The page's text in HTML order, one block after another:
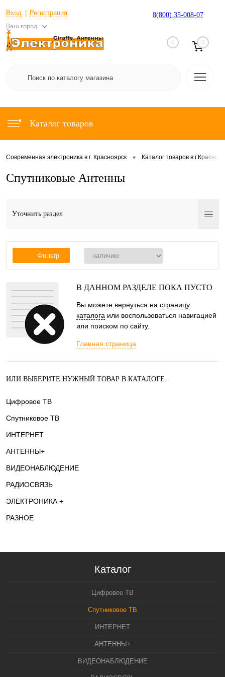
Вход Регистрация
Ваш город:
8(800) 35-008-07
0 0
Каталог товаров
Современная электроника в г. Красноярск • Каталог товаров в
Спутниковые Антенны
Уточнить раздел
Фильтр
В ДАННОМ РАЗДЕЛЕ ПОКА ПУСТО
Вы можете вернуться на страницу
каталога или воспользоваться навигацией
или поиском по сайту.
Главная страница
ИЛИ ВЫБЕРИТЕ НУЖНЫЙ ТОВАР В КАТАЛОГЕ.
Цифровое ТВ
Спутниковое ТВ
ИНТЕРНЕТ
АНТЕННЫ+
ВИДЕОНАБЛЮДЕНИЕ
РАДИОСВЯЗЬ
ЭЛЕКТРОНИКА +
РАЗНОЕ
Каталог
Цифровое ТВ
Спутниковое ТВ
ИНТЕРНЕТ
АНТЕННЫ+
ВИДЕОНАБЛЮДЕНИЕ